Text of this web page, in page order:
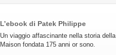
L’ebook di Patek Philippe
Un viaggio affascinante nella storia della
Maison fondata 175 anni or sono.